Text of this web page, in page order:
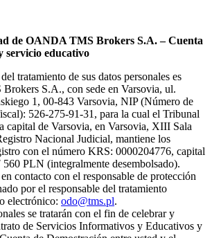
de OANDA TMS Brokers S.A. – Cuenta
servicio educativo
tratamiento de sus datos personales es
S.A., con sede en Varsovia, ul.
1, 00-843 Varsovia, NIP (Número de
526-275-91-31, para la cual el Tribunal
capital de Varsovia, en Varsovia, XIII Sala
Nacional Judicial, mantiene los
con el número KRS: 0000204776, capital
560 PLN (integralmente desembolsado).
contacto con el responsable de protección
por el responsable del tratamiento
electrónico: odo@tms.pl.
se tratarán con el fin de celebrar y
de Servicios Informativos y Educativos y